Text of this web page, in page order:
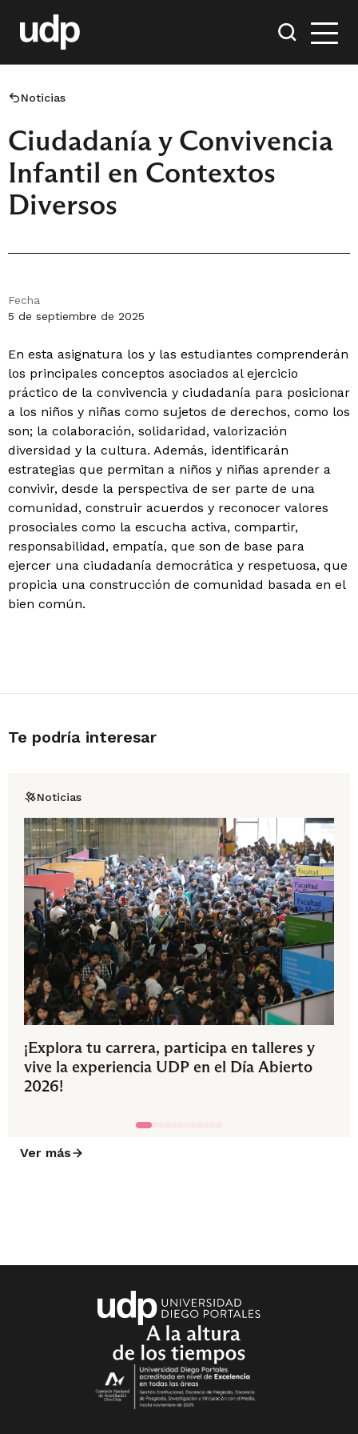
Noticias
Ciudadanía y Convivencia
Infantil en Contextos
Diversos
Fecha
5 de septiembre de 2025
En esta asignatura los y las estudiantes comprenderán
los principales conceptos asociados al ejercicio
práctico de la convivencia y ciudadanía para posicionar
a los niños y niñas como sujetos de derechos, como los
son; la colaboración, solidaridad, valorización
diversidad y la cultura. Además, identificarán
estrategias que permitan a niños y niñas aprender a
convivir, desde la perspectiva de ser parte de una
comunidad, construir acuerdos y reconocer valores
prosociales como la escucha activa, compartir,
responsabilidad, empatía, que son de base para
ejercer una ciudadanía democrática y respetuosa, que
propicia una construcción de comunidad basada en el
bien común.
Te podría interesar
Noticias
¡Explora tu carrera, participa en talleres y
vive la experiencia UDP en el Día Abierto
2026!
Ver más